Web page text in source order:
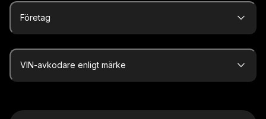
Företag
VIN-avkodare enligt märke